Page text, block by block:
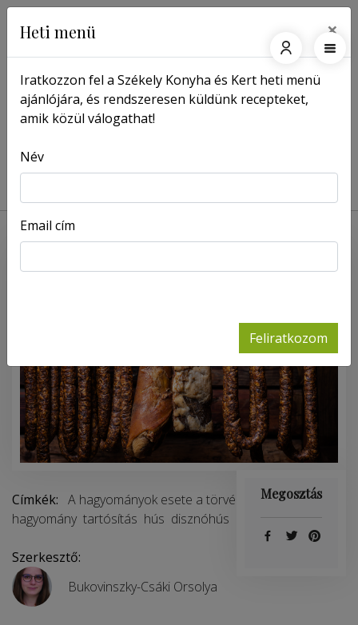
Főoldal Magazin
A hagyományok esete a
Megosztás
Címkék: A hagyományok esete a törvényekkel füstölés
hagyomány tartósítás hús disznóhús
Szerkesztő:
Bukovinszky-Csáki Orsolya
Heti menü ×
Iratkozzon fel a Székely Konyha és Kert heti menü
ajánlójára, és rendszeresen küldünk recepteket,
amik közül válogathat!
Név
Email cím
Feliratkozom